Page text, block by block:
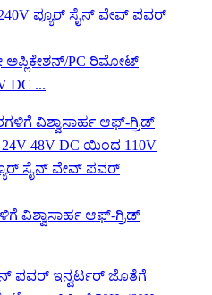
ಅಪ್ಲಿಕೇಶನ್/PC ರಿಮೋಟ್
DC ...
ವಿಶ್ವಾಸಾರ್ಹ ಆಫ್-ಗ್ರಿಡ್